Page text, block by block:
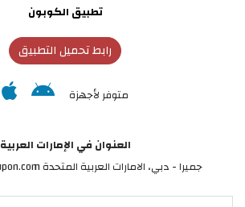
تطبيق الكوبون
رابط تحميل التطبيق
متوفر لأجهزة
العنوان في الإمارات العربية
جميرا - دبي، الامارات العربية المتحدة emirates@alcoupon.com